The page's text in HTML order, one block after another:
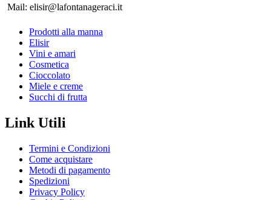
Mail: elisir@lafontanageraci.it
Prodotti alla manna
Elisir
Vini e amari
Cosmetica
Cioccolato
Miele e creme
Succhi di frutta
Link Utili
Termini e Condizioni
Come acquistare
Metodi di pagamento
Spedizioni
Privacy Policy